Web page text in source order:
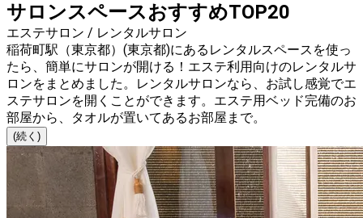
サロンスペースおすすめTOP20
エステサロン / レンタルサロン
稲荷町駅（東京都）(東京都)にあるレンタルスペースを使っ
たら、簡単にサロンが開ける！エステ利用向けのレンタルサ
ロンをまとめました。レンタルサロンなら、お試し感覚でエ
ステサロンを開くことができます。エステ用ベッド完備のお
部屋から、タオルが置いてあるお部屋まで。
(続く)